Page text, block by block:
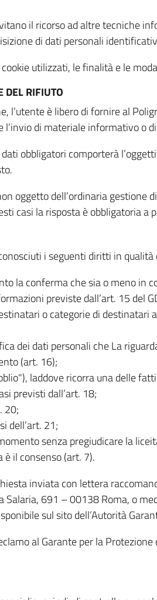
il ricorso ad altre tecniche
di dati personali
utilizzati, le finalità e le
DEL RIFIUTO
l’utente è libero di fornire al
di materiale informativo o
obbligatori comporterà
oggetto dell’ordinaria
casi la risposta è obbligatoria a
i seguenti diritti in
la conferma che sia o meno in
previste dall’art. 15
o categorie di
dei dati personali che La
(art. 16);
laddove ricorra una delle
previsti dall’art. 18;
20;
dell’art. 21;
senza pregiudicare la
il consenso (art. 7).
inviata con lettera
Salaria, 691 – 00138 Roma, o
sul sito dell’Autorità
al Garante per la